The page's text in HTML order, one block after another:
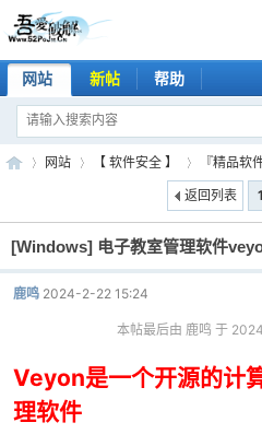
网站 新帖 帮助
吾 »
网站
›
【 软件安全 】
›
『精品软
1
返回列表
[Windows] 电子教室管理软件
鹿鸣 2024-2-22 15:24
本帖最后由 鹿鸣 于
Veyon是一个开源的计
理软件